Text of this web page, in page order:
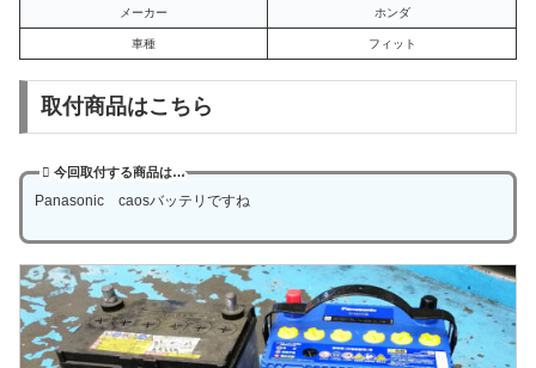
メーカー ホンダ
車種 フィット
取付商品はこちら
今回取付する商品は…
Panasonic caosバッテリですね